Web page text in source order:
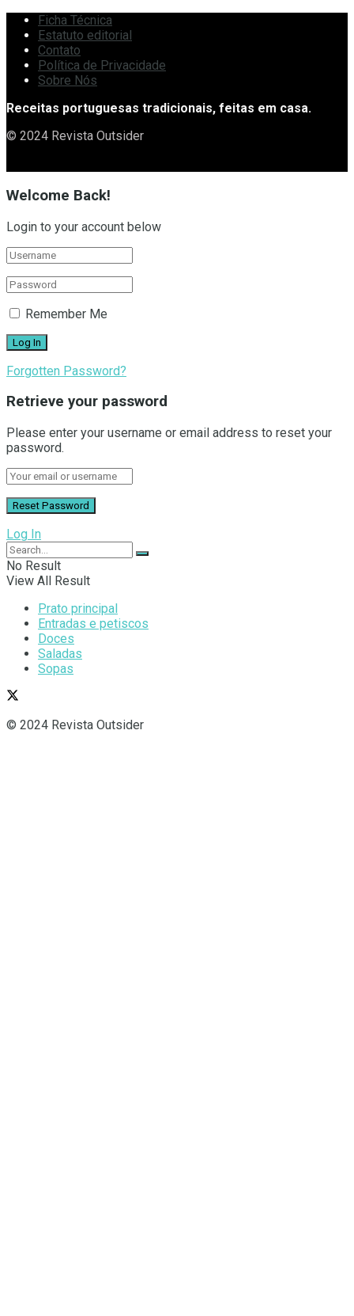
Ficha Técnica
Estatuto editorial
Contato
Política de Privacidade
Sobre Nós
Receitas portuguesas tradicionais, feitas em casa.
© 2024 Revista Outsider
Welcome Back!
Login to your account below
Remember Me
Forgotten Password?
Retrieve your password
Please enter your username or email address to reset your
password.
Log In
No Result
View All Result
Prato principal
Entradas e petiscos
Doces
Saladas
Sopas
© 2024 Revista Outsider